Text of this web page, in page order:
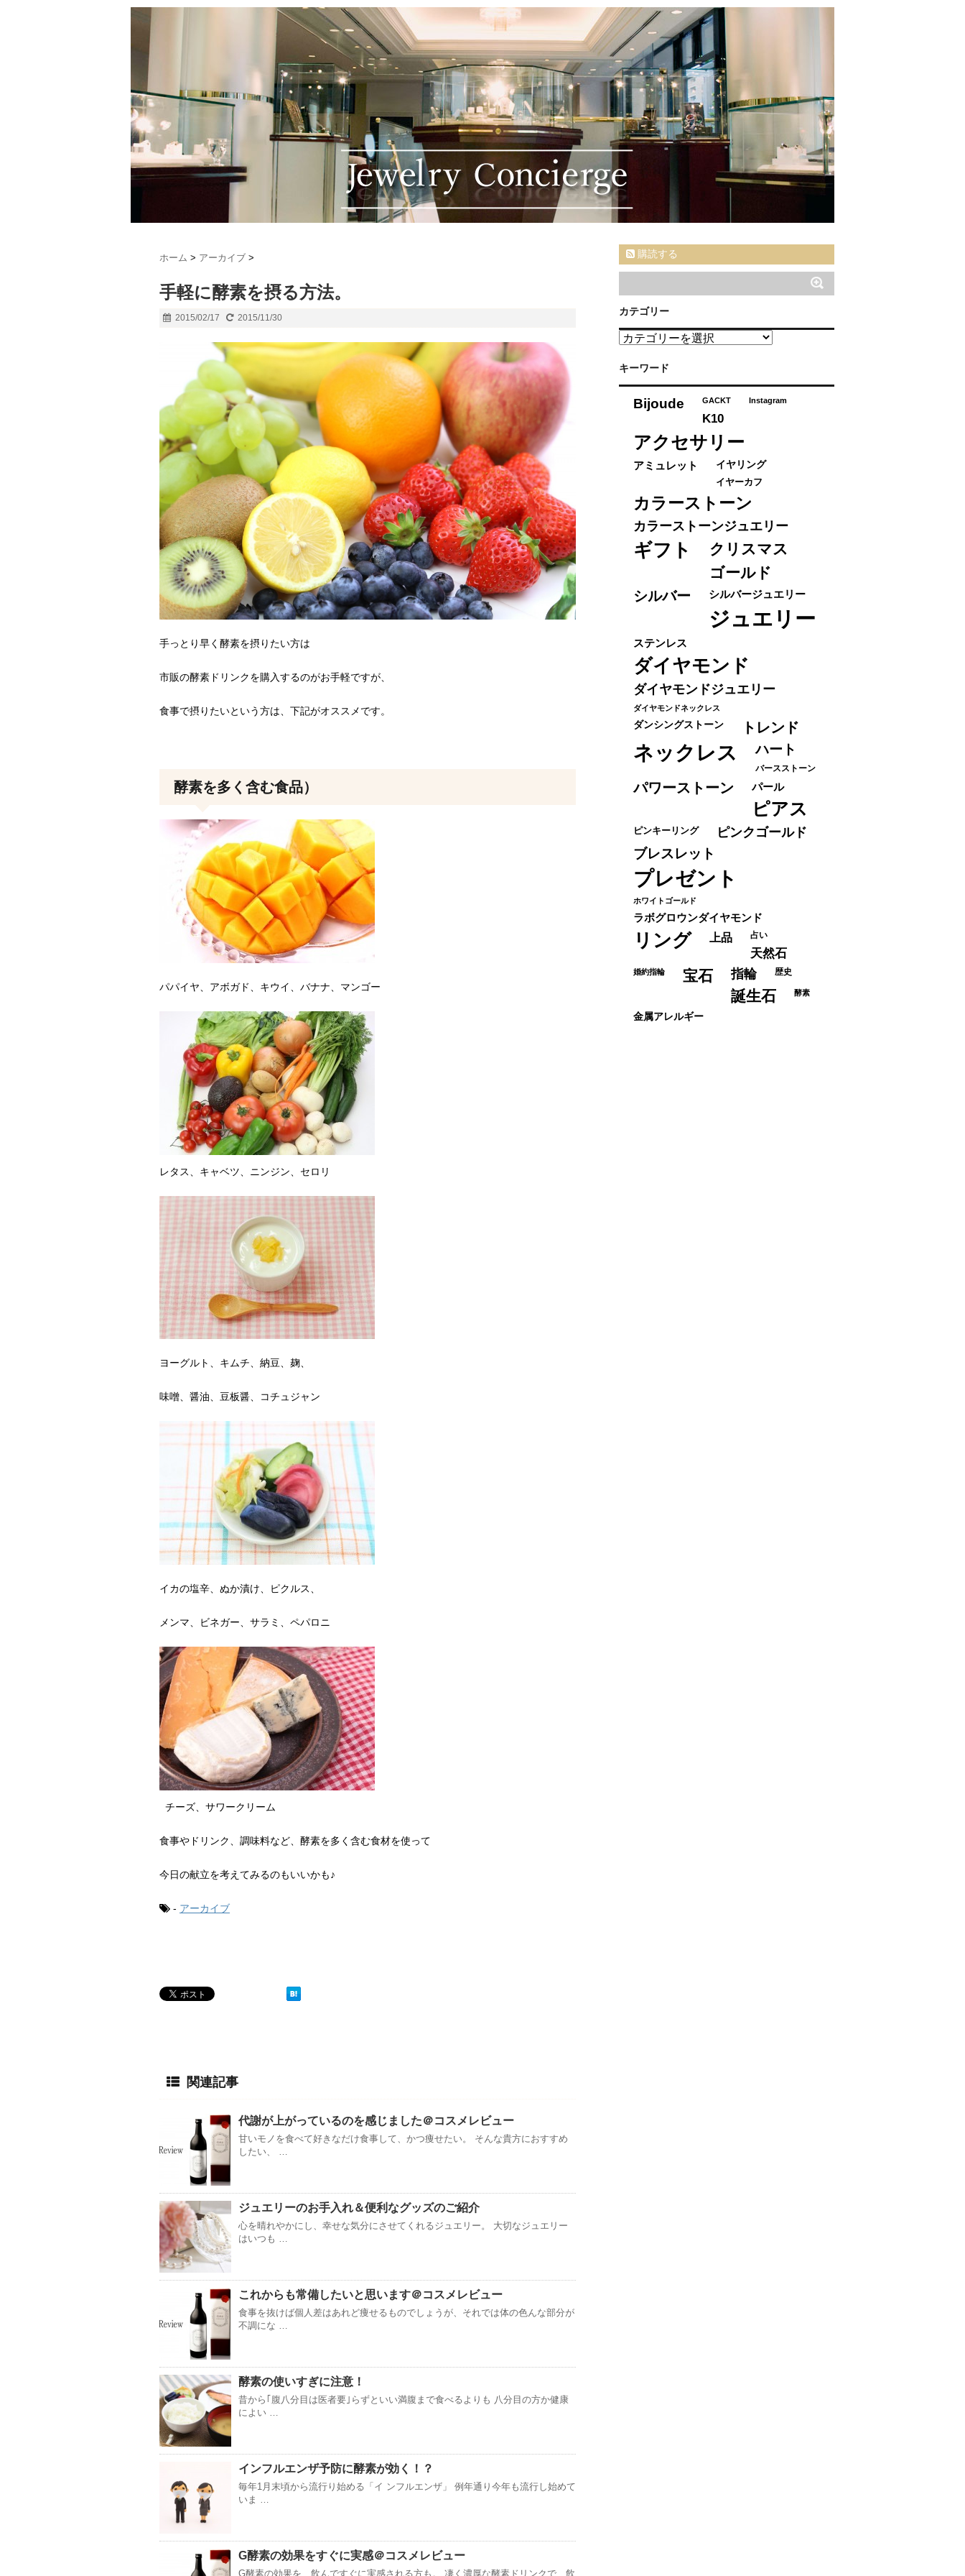
ホーム > アーカイブ >
手軽に酵素を摂る方法。
2015/02/17 2015/11/30
手っとり早く酵素を摂りたい方は
市販の酵素ドリンクを購入するのがお手軽ですが、
食事で摂りたいという方は、下記がオススメです。
酵素を多く含む食品）
パパイヤ、アボガド、キウイ、バナナ、マンゴー
レタス、キャベツ、ニンジン、セロリ
ヨーグルト、キムチ、納豆、麹、
味噌、醤油、豆板醤、コチュジャン
イカの塩辛、ぬか漬け、ピクルス、
メンマ、ビネガー、サラミ、ペパロニ
チーズ、サワークリーム
食事やドリンク、調味料など、酵素を多く含む食材を使って
今日の献立を考えてみるのもいいかも♪
- アーカイブ
関連記事
代謝が上がっているのを感じました＠コスメレビュー
甘いモノを食べて好きなだけ食事して、かつ痩せたい。 そんな貴方におすすめ
したい、 …
ジュエリーのお手入れ＆便利なグッズのご紹介
心を晴れやかにし、幸せな気分にさせてくれるジュエリー。 大切なジュエリー
はいつも …
これからも常備したいと思います＠コスメレビュー
食事を抜けば個人差はあれど痩せるものでしょうが、それでは体の色んな部分が
不調にな …
酵素の使いすぎに注意！
昔から｢腹八分目は医者要｣らずといい満腹まで食べるよりも 八分目の方か健康
によい …
インフルエンザ予防に酵素が効く！？
毎年1月末頃から流行り始める「イ ンフルエンザ」 例年通り今年も流行し始めて
いま …
G酵素の効果をすぐに実感＠コスメレビュー
G酵素の効果を、飲んですぐに実感される方も。 凄く濃厚な酵素ドリンクで、飲
購読する
カテゴリー
カ
ゴ
キーワード
Bijoude GACKT Instagram
K10
アクセサリー
アミュレット
イヤリング
イヤーカフ
カラーストーン
カラーストーンジュエリー
ギフト
クリスマス
ゴールド
シルバー シルバージュエリー
ジュエリー
ステンレス
ダイヤモンド
ダイヤモンドジュエリー
ダイヤモンドネックレス
ダンシングストーン トレンド
ネックレス ハート
バースストーン
パワーストーン パール
ピアス
ピンキーリング ピンクゴールド
ブレスレット
プレゼント
ホワイトゴールド
ラボグロウンダイヤモンド
リング 上品 占い
天然石
婚約指輪 宝石 指輪 歴史
誕生石 酵素
金属アレルギー